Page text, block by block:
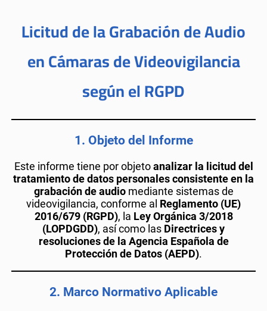
Licitud de la Grabación de Audio
en Cámaras de Videovigilancia
según el RGPD
1. Objeto del Informe
Este informe tiene por objetoanalizar la licitud del
tratamiento de datos personales consistente en la
grabación de audiomediante sistemas de
videovigilancia, conforme al Reglamento (UE)
2016/679 (RGPD), la Ley Orgánica 3/2018
(LOPDGDD), así como las Directrices y
resoluciones de la Agencia Española de
Protección de Datos (AEPD).
2. Marco Normativo Aplicable